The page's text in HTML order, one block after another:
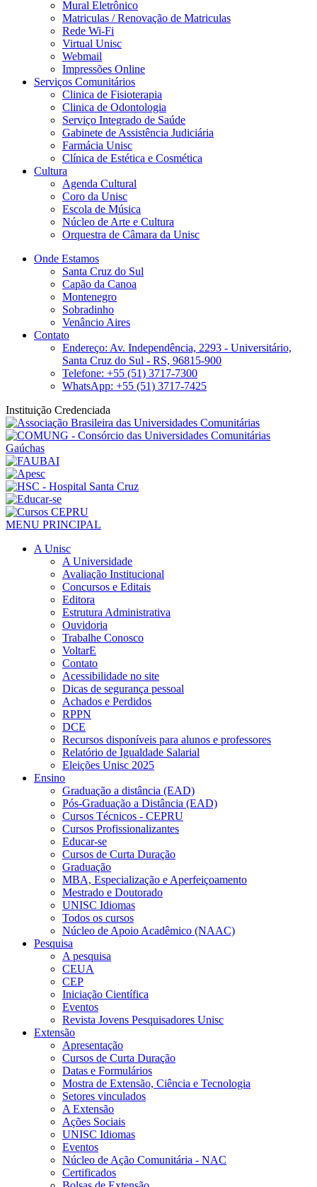
Mural Eletrônico
Matriculas / Renovação de Matriculas
Rede Wi-Fi
Virtual Unisc
Webmail
Impressões Online
Serviços Comunitários
Clinica de Fisioterapia
Clinica de Odontologia
Serviço Integrado de Saúde
Gabinete de Assistência Judiciária
Farmácia Unisc
Clínica de Estética e Cosmética
Cultura
Agenda Cultural
Coro da Unisc
Escola de Música
Núcleo de Arte e Cultura
Orquestra de Câmara da Unisc
Onde Estamos
Santa Cruz do Sul
Capão da Canoa
Montenegro
Sobradinho
Venâncio Aires
Contato
Endereço: Av. Independência, 2293 - Universitário,
Santa Cruz do Sul - RS, 96815-900
Telefone: +55 (51) 3717-7300
WhatsApp: +55 (51) 3717-7425
Instituição Credenciada
MENU PRINCIPAL
A Unisc
A Universidade
Avaliação Institucional
Concursos e Editais
Editora
Estrutura Administrativa
Ouvidoria
Trabalhe Conosco
VoltarE
Contato
Acessibilidade no site
Dicas de segurança pessoal
Achados e Perdidos
RPPN
DCE
Recursos disponíveis para alunos e professores
Relatório de Igualdade Salarial
Eleições Unisc 2025
Ensino
Graduação a distância (EAD)
Pós-Graduação a Distância (EAD)
Cursos Técnicos - CEPRU
Cursos Profissionalizantes
Educar-se
Cursos de Curta Duração
Graduação
MBA, Especialização e Aperfeiçoamento
Mestrado e Doutorado
UNISC Idiomas
Todos os cursos
Núcleo de Apoio Acadêmico (NAAC)
Pesquisa
A pesquisa
CEUA
CEP
Iniciação Científica
Eventos
Revista Jovens Pesquisadores Unisc
Extensão
Apresentação
Cursos de Curta Duração
Datas e Formulários
Mostra de Extensão, Ciência e Tecnologia
Setores vinculados
A Extensão
Ações Sociais
UNISC Idiomas
Eventos
Núcleo de Ação Comunitária - NAC
Certificados